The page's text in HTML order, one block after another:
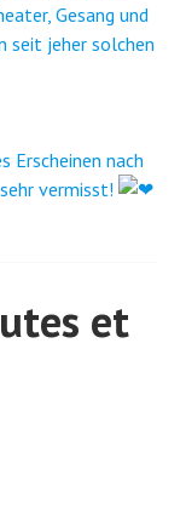
Gesang und
seit jeher solchen
Erscheinen nach
vermisst!
et